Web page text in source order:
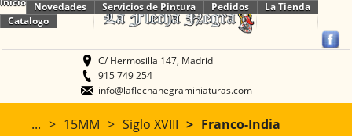
Novedades Servicios de Pintura Pedidos
La Tienda
Catalogo
C/ Hermosilla 147, Madrid
915 749 254
info@laflechanegraminiaturas.com
... 15MM Siglo XVIII Franco-India